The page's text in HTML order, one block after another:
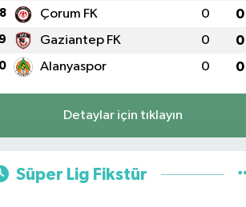
8 Çorum FK 0 0
9 Gaziantep FK 0 0
Alanyaspor 0 0
Detaylar için tıklayın
Süper Lig Fikstür